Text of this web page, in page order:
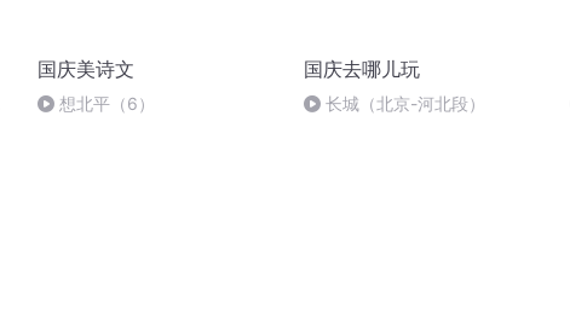
国庆美诗文
想北平（6）
国庆去哪儿玩
长城（北京-河北段）